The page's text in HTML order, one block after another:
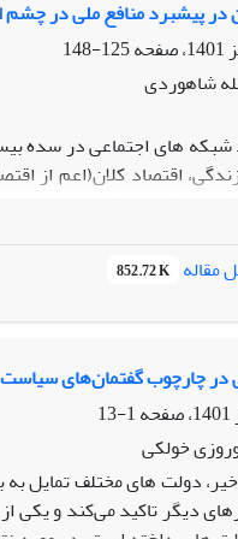
در پیشبرد منافع ملی در چشم
125-148
شاهوردی
شبکه های اجتماعی در سده
اقتصاد کلان(اعم از
و....شامل می­شود. در این
قرار دهند. این
که باعث حفظ و پیشبرد
بخشی، شفافیت در همه
کاهش اسیب پذیری، حضور
داخلی، سواد رسانه ای،
مقاله 852.72 K
در چارچوب گفتمان‌های
1-13
خولکی
دولت های مختلف تمایل به
دیگر تاکید می‌کند و یکی